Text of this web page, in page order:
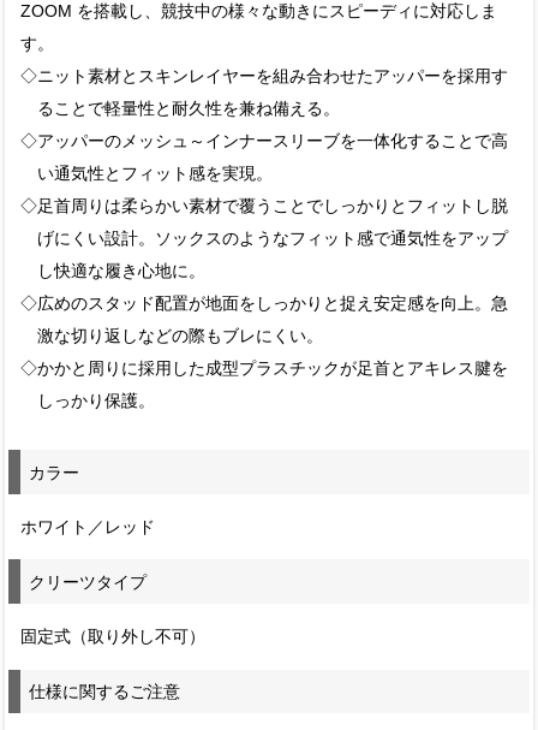
ZOOM を搭載し、競技中の様々な動きにスピーディに対応しま
す。
◇ニット素材とスキンレイヤーを組み合わせたアッパーを採用す
ることで軽量性と耐久性を兼ね備える。
◇アッパーのメッシュ～インナースリーブを一体化することで高
い通気性とフィット感を実現。
◇足首周りは柔らかい素材で覆うことでしっかりとフィットし脱
げにくい設計。ソックスのようなフィット感で通気性をアップ
し快適な履き心地に。
◇広めのスタッド配置が地面をしっかりと捉え安定感を向上。急
激な切り返しなどの際もブレにくい。
◇かかと周りに採用した成型プラスチックが足首とアキレス腱を
しっかり保護。
カラー
ホワイト／レッド
クリーツタイプ
固定式（取り外し不可）
仕様に関するご注意